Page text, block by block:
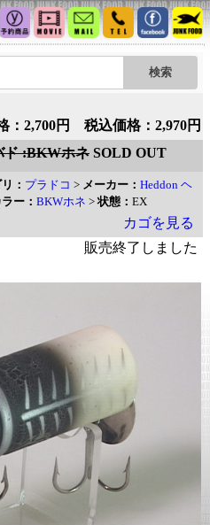
：2,700円 税込価格：2,970円
ド :BKWホネ SOLD OUT
： プラドコ > メーカー： Heddon ヘ
ー： BKWホネ >状態： EX
カゴを見る
販売終了しました